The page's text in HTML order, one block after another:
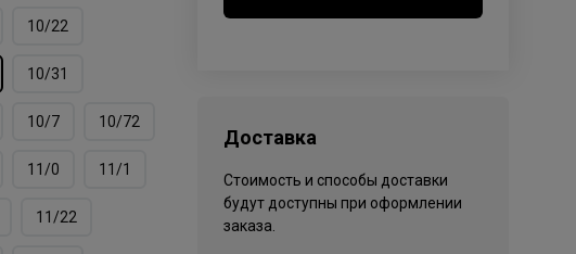
10/22
10/31
10/7 10/72
11/0 11/1
11/22
Доставка
Стоимость и способы доставки
будут доступны при оформлении
заказа.